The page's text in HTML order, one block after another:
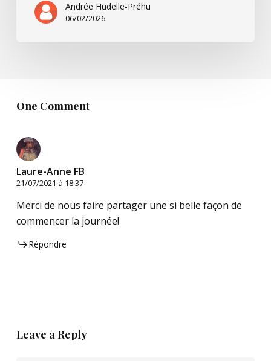
Andrée Hudelle-Préhu
06/02/2026
One Comment
Laure-Anne FB
21/07/2021 à 18:37
Merci de nous faire partager une si belle façon de
commencer la journée!
Répondre
Leave a Reply